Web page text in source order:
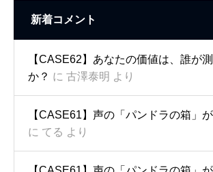
新着コメント
【CASE62】あなたの価値は、誰が
か？ に 古澤泰明 より
【CASE61】声の「パンドラの箱」
に てる より